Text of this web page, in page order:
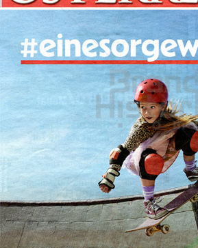
Wiener Städtische
WIENER STÄDTISCHE
Group
2022